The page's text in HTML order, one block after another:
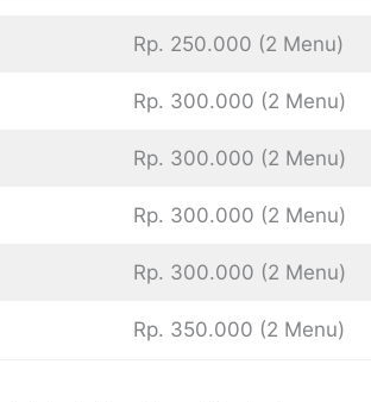
Rp. 250.000 (2 Menu)
Rp. 300.000 (2 Menu)
Rp. 300.000 (2 Menu)
Rp. 300.000 (2 Menu)
Rp. 300.000 (2 Menu)
Rp. 350.000 (2 Menu)